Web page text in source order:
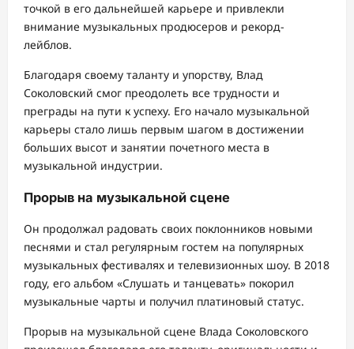
точкой в его дальнейшей карьере и привлекли
внимание музыкальных продюсеров и рекорд-
лейблов.
Благодаря своему таланту и упорству, Влад
Соколовский смог преодолеть все трудности и
преграды на пути к успеху. Его начало музыкальной
карьеры стало лишь первым шагом в достижении
больших высот и занятии почетного места в
музыкальной индустрии.
Прорыв на музыкальной сцене
Он продолжал радовать своих поклонников новыми
песнями и стал регулярным гостем на популярных
музыкальных фестивалях и телевизионных шоу. В 2018
году, его альбом «Слушать и танцевать» покорил
музыкальные чарты и получил платиновый статус.
Прорыв на музыкальной сцене Влада Соколовского